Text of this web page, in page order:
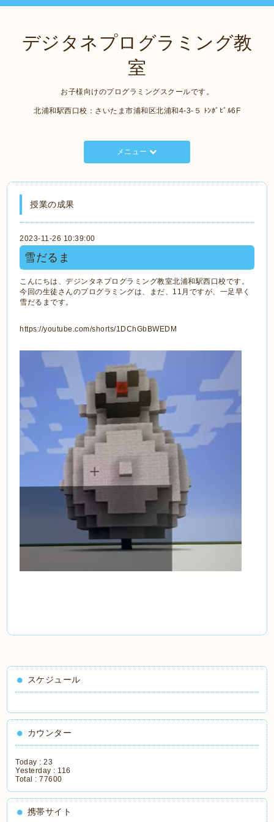
デジタネプログラミング教
室
お子様向けのプログラミングスクールです。
北浦和駅西口校：さいたま市浦和区北浦和4-3-５ ﾄﾝﾎﾞﾋﾞﾙ6F
メニュー
授業の成果
2023-11-26 10:39:00
雪だるま
こんにちは、デジンタネプログラミング教室北浦和駅西口校です。
今回の生徒さんのプログラミングは、まだ、11月ですが、一足早く
雪だるまです。
https://youtube.com/shorts/1DChGbBWEDM
スケジュール
カウンター
Today :23
Yesterday : 116
Total :77600
携帯サイト